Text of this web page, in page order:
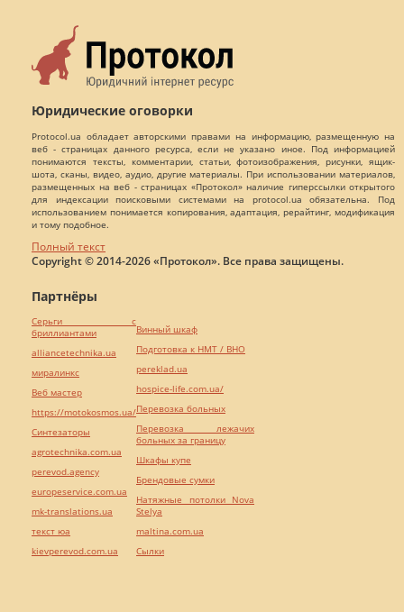
Юридические оговорки
Protocol.ua обладает авторскими правами на информацию, размещенную на
веб - страницах данного ресурса, если не указано иное. Под информацией
понимаются тексты, комментарии, статьи, фотоизображения, рисунки, ящик-
шота, сканы, видео, аудио, другие материалы. При использовании материалов,
размещенных на веб - страницах «Протокол» наличие гиперссылки открытого
для индексации поисковыми системами на protocol.ua обязательна. Под
использованием понимается копирования, адаптация, рерайтинг, модификация
и тому подобное.
Полный текст
Copyright © 2014-2026 «Протокол». Все права защищены.
Партнёры
Серьги с
бриллиантами
alliancetechnika.ua
миралинкс
Веб мастер
https://motokosmos.ua/
Синтезаторы
agrotechnika.com.ua
perevod.agency
europeservice.com.ua
mk-translations.ua
текст юа
kievperevod.com.ua
Винный шкаф
Подготовка к НМТ / ВНО
pereklad.ua
hospice-life.com.ua/
Перевозка больных
Перевозка лежачих
больных за границу
Шкафы купе
Брендовые сумки
Натяжные потолки Nova
Stelya
maltina.com.ua
Cылки